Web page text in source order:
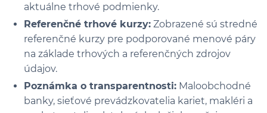
aktuálne trhové podmienky.
Referenčné trhové kurzy: Zobrazené sú stredné
referenčné kurzy pre podporované menové páry
na základe trhových a referenčných zdrojov
údajov.
Poznámka o transparentnosti: Maloobchodné
banky, sieťové prevádzkovatelia kariet, makléri a